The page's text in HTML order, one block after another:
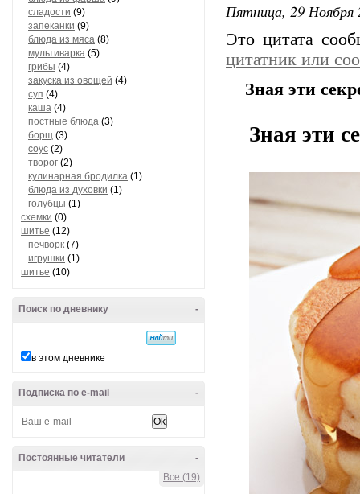
сладости (9)
запеканки (9)
блюда из мяса (8)
мультиварка (5)
грибы (4)
закуска из овощей (4)
суп (4)
каша (4)
постные блюда (3)
борщ (3)
соус (2)
творог (2)
кулинарная бродилка (1)
блюда из духовки (1)
голубцы (1)
схемки (0)
шитье (12)
печворк (7)
игрушки (1)
шитье (10)
-
Поиск по дневнику
в этом дневнике
-
Подписка по e-mail
-
Постоянные читатели
Все (19)
Пятница, 29 Ноября
Это цитата
цитатник или
Зная эти
Зная эти